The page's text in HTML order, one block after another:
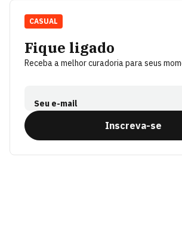
Fique ligado
Receba a melhor curadoria para seus
Seu e-mail
Inscreva-se
CASUAL